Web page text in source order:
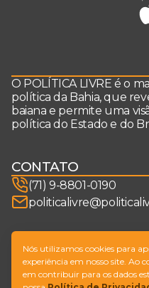
O POLÍTICA LIVRE é o
política da Bahia, que
baiana e permite uma
política do Estado e do
CONTATO
(71) 9-8801-0190
SIGA-NOS
Nós utilizamos cookies para
experiência em nosso site. Ao
em contribuir para os dados